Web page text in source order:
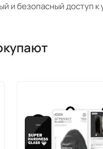
и безопасный доступ к